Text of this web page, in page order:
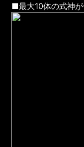
■最大10体の式神が